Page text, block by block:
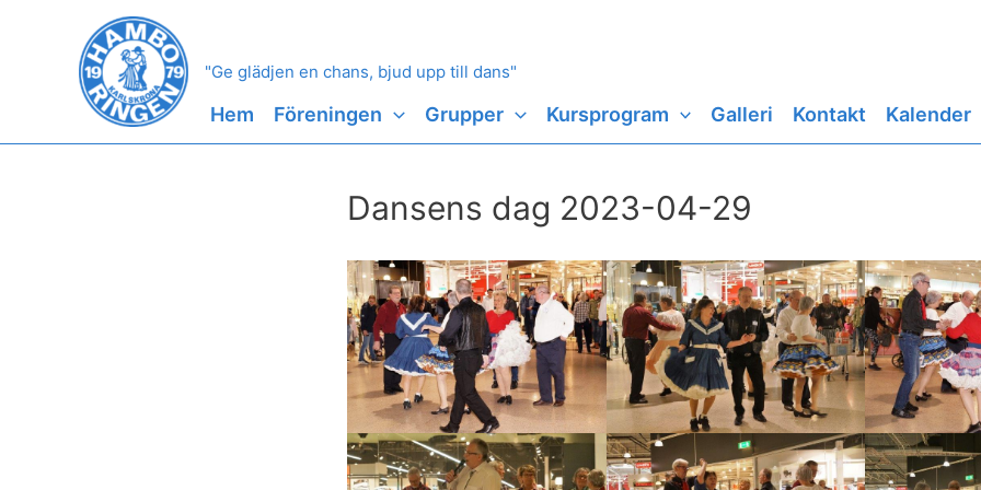
"Ge glädjen en chans, bjud upp till dans"
Hem Föreningen Grupper Kursprogram Galleri Kontakt Kalender
Dansens dag 2023-04-29